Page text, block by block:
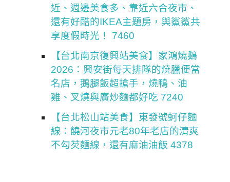
近、週邊美食多、靠近六合夜市、
還有好酷的IKEA主題房，與鯊鯊共
享度假時光！ 7460
【台北南京復興站美食】家鴻燒鵝
2026：興安街每天排隊的燒臘便當
名店，鵝腿飯超搶手，燒鴨、油
雞、叉燒與廣炒麵都好吃 7240
【台北松山站美食】東發號蚵仔麵
線：饒河夜市元老80年老店的清爽
不勾芡麵線，還有麻油油飯 4378